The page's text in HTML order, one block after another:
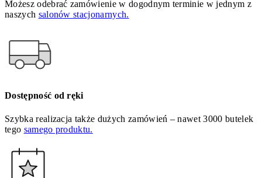
Możesz odebrać zamówienie w dogodnym terminie w jednym z
naszych salonów stacjonarnych.
Dostępność od ręki
Szybka realizacja także dużych zamówień – nawet 3000 butelek
tego samego produktu.